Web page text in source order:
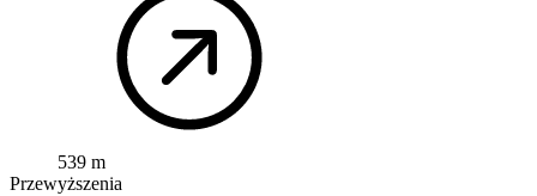
539 m
Przewyższenia